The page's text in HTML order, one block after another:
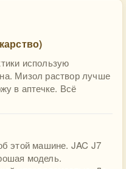
использую
Мизол раствор лучше
в аптечке. Всё
этой машине. JAC J7
модель.